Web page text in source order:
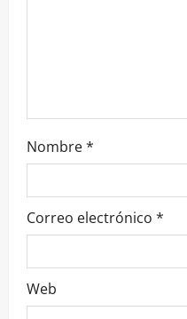
t
r
a
d
a
s
Nombre*
Correo electrónico *
Web